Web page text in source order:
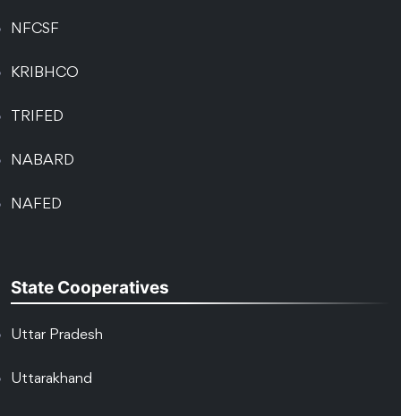
NFCSF
KRIBHCO
TRIFED
NABARD
NAFED
State Cooperatives
Uttar Pradesh
Uttarakhand